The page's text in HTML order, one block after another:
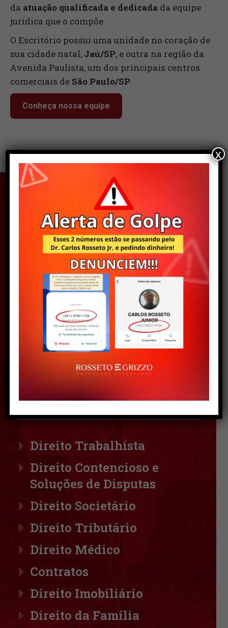
da atuação qualificada e dedicada da equipe
jurídica que o compõe.
O Escritório possui uma unidade no coração de
sua cidade natal, Jaú/SP, e outra na região da
Avenida Paulista, um dos principais centros
comerciais de São Paulo/SP.
Conheça nossa equipe
Áreas de
Atuação
Com uma amplaequipe de
profissionais atualizados e
aptos, a Rosseto & Grizzo
atende a pessoas físicas e
jurídicas nas mais diversas
áreas do Direito.
Saiba mais
Direito Trabalhista
Direito Contencioso e
Soluções de Disputas
Direito Societário
Direito Tributário
Direito Médico
Contratos
Direito Imobiliário
Direito da Família
x